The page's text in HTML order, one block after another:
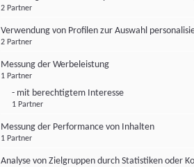
2 Partner
Verwendung von Profilen zur Auswahl
2 Partner
Messung der Werbeleistung
1 Partner
- mit berechtigtem Interesse
1 Partner
Messung der Performance von Inhalten
1 Partner
Analyse von Zielgruppen durch Statistiken oder